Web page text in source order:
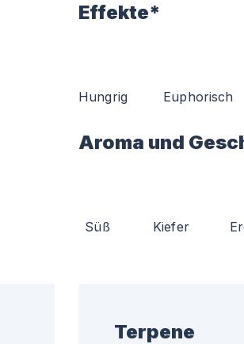
Effekte*
Hungrig Euphorisch
Aroma und
Süß Kiefer
Terpene